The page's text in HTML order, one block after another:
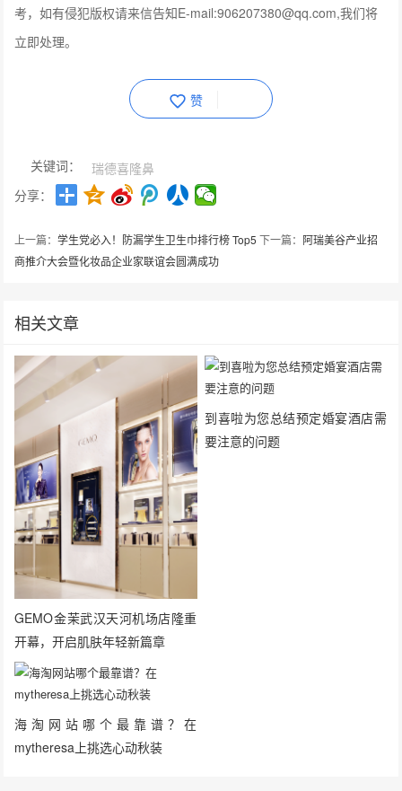
考，如有侵犯版权请来信告知E-mail:906207380@qq.com,我们将
立即处理。
赞
关键词：
瑞德喜隆鼻
分享：
上一篇：学生党必入！防漏学生卫生巾排行榜 Top5 下一篇： 阿瑞美谷产业招
商推介大会暨化妆品企业家联谊会圆满成功
相关文章
GEMO金茉武汉天河机场店隆重
开幕，开启肌肤年轻新篇章
到喜啦为您总结预定婚宴酒店需
要注意的问题
海淘网站哪个最靠谱？在
mytheresa上挑选心动秋装